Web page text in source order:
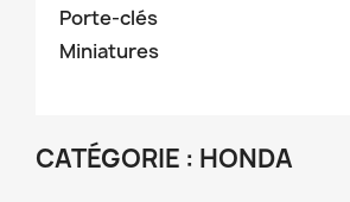
Porte-clés
Miniatures
CATÉGORIE : HONDA